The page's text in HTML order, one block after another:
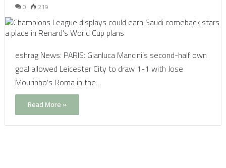
0 219
eshrag News: PARIS: Gianluca Mancini’s second-half own
goal allowed Leicester City to draw 1-1 with Jose
Mourinho’s Roma in the…
Read More »